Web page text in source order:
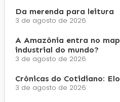
Da merenda para leitura
3 de agosto de 2026
A Amazônia entra no
industrial do mundo?
3 de agosto de 2026
Crônicas do Cotidiano:
3 de agosto de 2026